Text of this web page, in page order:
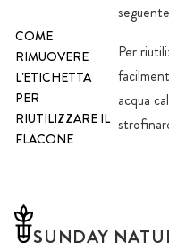
seguente
COME
RIMUOVERE
L'ETICHETTA
PER
RIUTILIZZARE IL
FLACONE
Per
acqua
SUNDAY